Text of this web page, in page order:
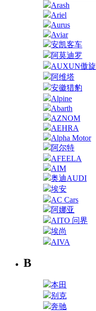
Arash
Ariel
Aurus
Aviar
安凯客车
阿莫迪罗
AUXUN傲旋
阿维塔
安徽猎豹
Alpine
Abarth
AZNOM
AEHRA
Alpha Motor
阿尔特
AFEELA
AIM
奥迪AUDI
埃安
AC Cars
阿娜亚
AITO 问界
埃尚
AIVA
B
本田
别克
奔驰